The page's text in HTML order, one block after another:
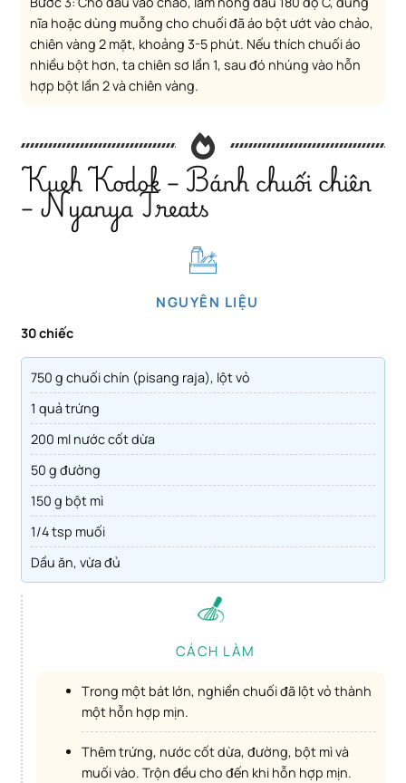
nĩa hoặc dùng muỗng cho chuối đã áo bột ướt vào chảo,
chiên vàng 2 mặt, khoảng 3-5 phút. Nếu thích chuối áo
nhiều bột hơn, ta chiên sơ lần 1, sau đó nhúng vào hỗn
hợp bột lần 2 và chiên vàng.
Kueh Kodok – Bánh chuối chiên
– Nyanya Treats
NGUYÊN LIỆU
30 chiếc
750 g chuối chín (pisang raja), lột vỏ
1 quả trứng
200 ml nước cốt dừa
50 g đường
150 g bột mì
1/4 tsp muối
Dầu ăn, vừa đủ
CÁCH LÀM
Trong một bát lớn, nghiền chuối đã lột vỏ thành
một hỗn hợp mịn.
Thêm trứng, nước cốt dừa, đường, bột mì và
muối vào. Trộn đều cho đến khi hỗn hợp mịn.